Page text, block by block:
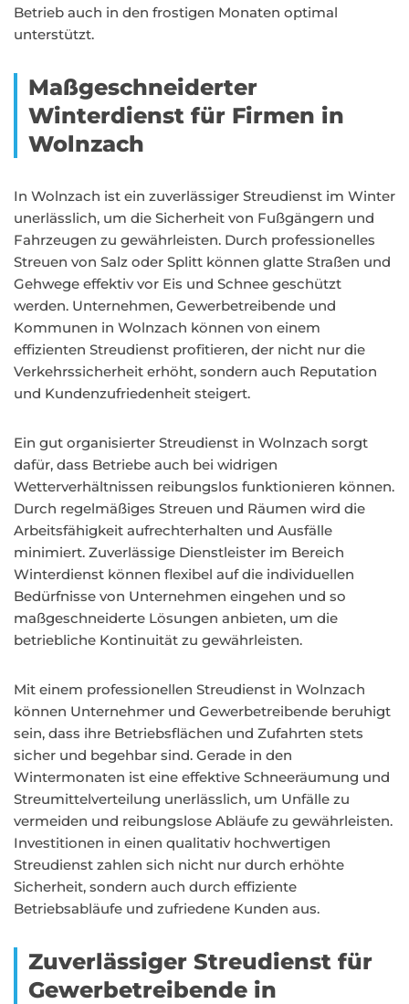
Betrieb auch in den frostigen Monaten optimal
unterstützt.
Maßgeschneiderter
Winterdienst für Firmen in
Wolnzach
In Wolnzach ist ein zuverlässiger Streudienst im Winter
unerlässlich, um die Sicherheit von Fußgängern und
Fahrzeugen zu gewährleisten. Durch professionelles
Streuen von Salz oder Splitt können glatte Straßen und
Gehwege effektiv vor Eis und Schnee geschützt
werden. Unternehmen, Gewerbetreibende und
Kommunen in Wolnzach können von einem
effizienten Streudienst profitieren, der nicht nur die
Verkehrssicherheit erhöht, sondern auch Reputation
und Kundenzufriedenheit steigert.
Ein gut organisierter Streudienst in Wolnzach sorgt
dafür, dass Betriebe auch bei widrigen
Wetterverhältnissen reibungslos funktionieren können.
Durch regelmäßiges Streuen und Räumen wird die
Arbeitsfähigkeit aufrechterhalten und Ausfälle
minimiert. Zuverlässige Dienstleister im Bereich
Winterdienst können flexibel auf die individuellen
Bedürfnisse von Unternehmen eingehen und so
maßgeschneiderte Lösungen anbieten, um die
betriebliche Kontinuität zu gewährleisten.
Mit einem professionellen Streudienst in Wolnzach
können Unternehmer und Gewerbetreibende beruhigt
sein, dass ihre Betriebsflächen und Zufahrten stets
sicher und begehbar sind. Gerade in den
Wintermonaten ist eine effektive Schneeräumung und
Streumittelverteilung unerlässlich, um Unfälle zu
vermeiden und reibungslose Abläufe zu gewährleisten.
Investitionen in einen qualitativ hochwertigen
Streudienst zahlen sich nicht nur durch erhöhte
Sicherheit, sondern auch durch effiziente
Betriebsabläufe und zufriedene Kunden aus.
Zuverlässiger Streudienst für
Gewerbetreibende in